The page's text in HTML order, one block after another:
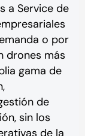
a Service de
o por
drones más
gama de
de
sin los
de la